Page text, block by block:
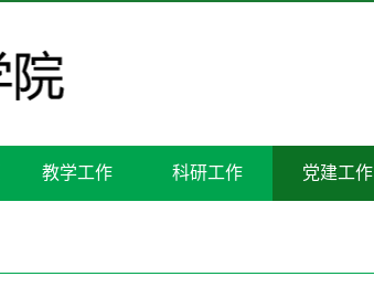
教学工作 科研工作 党建工作